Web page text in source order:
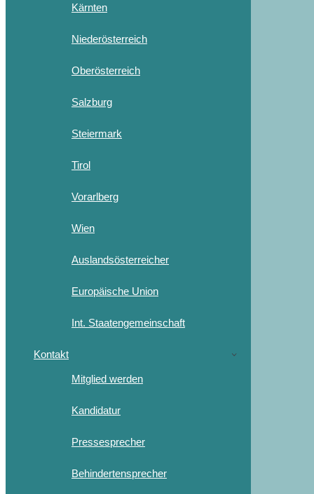
Kärnten
Niederösterreich
Oberösterreich
Salzburg
Steiermark
Tirol
Vorarlberg
Wien
Auslandsösterreicher
Europäische Union
Int. Staatengemeinschaft
Kontakt
Mitglied werden
Kandidatur
Pressesprecher
Behindertensprecher